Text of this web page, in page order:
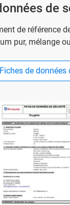
de
de référence
pur, mélange
Fiches de données